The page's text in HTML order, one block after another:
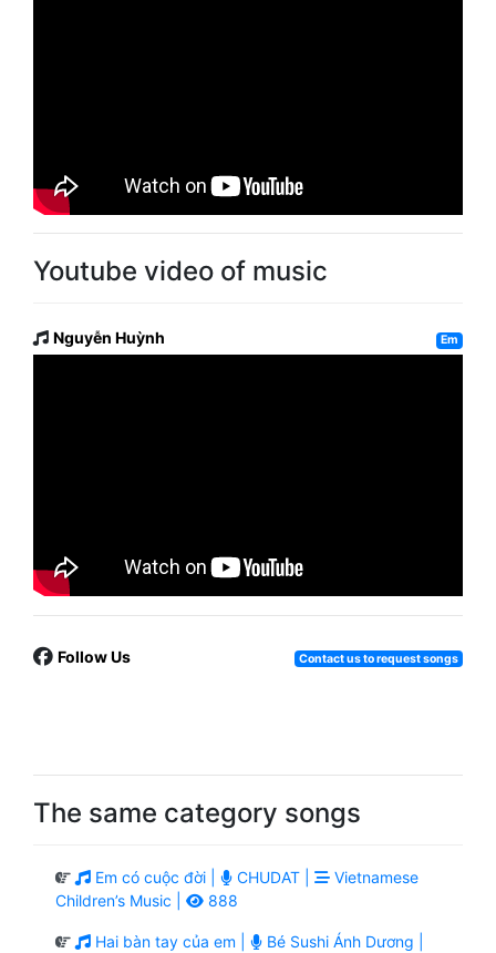
Youtube video of music
Nguyễn Huỳnh Em
Follow Us Contact us to request songs
The same category songs
Em có cuộc đời | CHUDAT |
Vietnamese
Children’s Music |
888
Hai bàn tay của em |
Bé Sushi Ánh Dương |